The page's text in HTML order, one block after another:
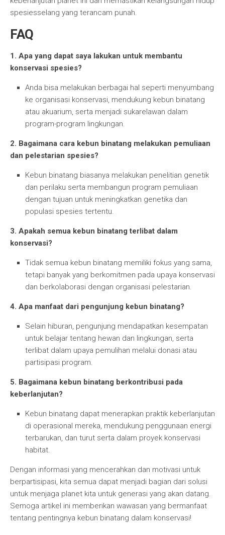
spesiesselang yang terancam punah.
FAQ
1. Apa yang dapat saya lakukan untuk membantu
konservasi spesies?
Anda bisa melakukan berbagai hal seperti menyumbang
ke organisasi konservasi, mendukung kebun binatang
atau akuarium, serta menjadi sukarelawan dalam
program-program lingkungan.
2. Bagaimana cara kebun binatang melakukan pemuliaan
dan pelestarian spesies?
Kebun binatang biasanya melakukan penelitian genetik
dan perilaku serta membangun program pemuliaan
dengan tujuan untuk meningkatkan genetika dan
populasi spesies tertentu.
3. Apakah semua kebun binatang terlibat dalam
konservasi?
Tidak semua kebun binatang memiliki fokus yang sama,
tetapi banyak yang berkomitmen pada upaya konservasi
dan berkolaborasi dengan organisasi pelestarian.
4. Apa manfaat dari pengunjung kebun binatang?
Selain hiburan, pengunjung mendapatkan kesempatan
untuk belajar tentang hewan dan lingkungan, serta
terlibat dalam upaya pemulihan melalui donasi atau
partisipasi program.
5. Bagaimana kebun binatang berkontribusi pada
keberlanjutan?
Kebun binatang dapat menerapkan praktik keberlanjutan
di operasional mereka, mendukung penggunaan energi
terbarukan, dan turut serta dalam proyek konservasi
habitat.
Dengan informasi yang mencerahkan dan motivasi untuk
berpartisipasi, kita semua dapat menjadi bagian dari solusi
untuk menjaga planet kita untuk generasi yang akan datang.
Semoga artikel ini memberikan wawasan yang bermanfaat
tentang pentingnya kebun binatang dalam konservasi!